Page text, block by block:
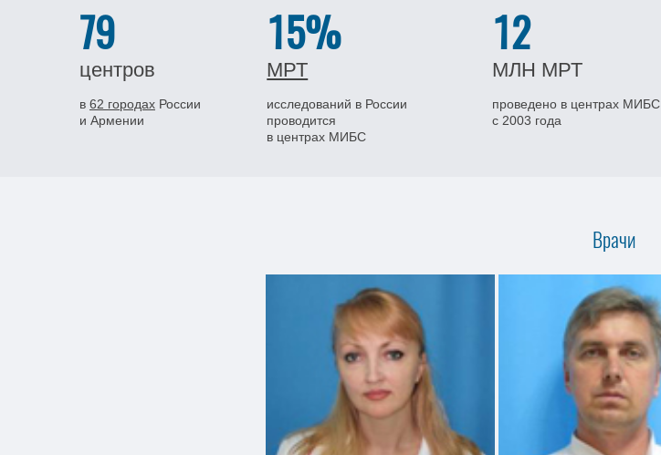
79
центров
в 62 городах России
и Армении
15%
МРТ
исследований в России
проводится
в центрах МИБС
12
МЛН МРТ
проведено в центрах МИБС
с 2003 года
Врачи